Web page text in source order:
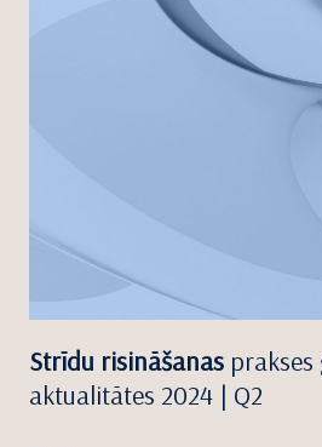
Strīdu risināšanas
aktualitātes 2024 | Q2